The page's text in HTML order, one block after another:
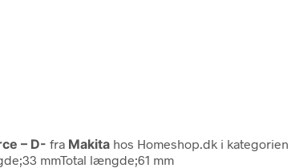
– D- fra Makita hos Homeshop.dk i kategorien
mmTotal længde;61 mm